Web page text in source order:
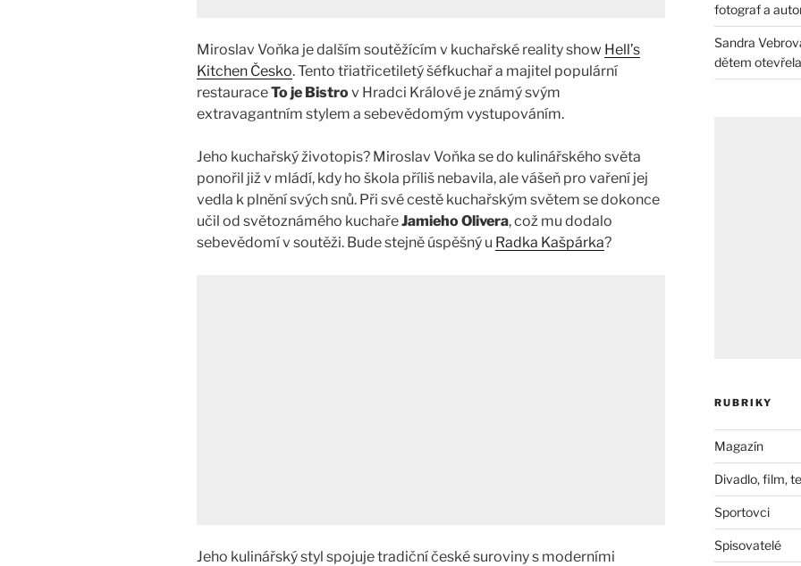
Miroslav Voňka je dalším soutěžícím v kuchařské reality show Hell’s
Kitchen Česko. Tento třiatřicetiletý šéfkuchař a majitel populární
restauraceTo je Bistrov Hradci Králové je známý svým
extravagantním stylem a sebevědomým vystupováním.
Jeho kuchařský životopis? Miroslav Voňka se do kulinářského světa
ponořil již v mládí, kdy ho škola příliš nebavila, ale vášeň pro vaření jej
vedla k plnění svých snů. Při své cestě kuchařským světem se dokonce
učil od světoznámého kuchařeJamieho Olivera, což mu dodalo
sebevědomí v soutěži. Bude stejně úspěšný u Radka Kašpárka?
Jeho kulinářský styl spojuje tradiční české suroviny s moderními
fotograf a
Sandra
dětem
RUBRIKY
Magazín
Divadlo, film,
Sportovci
Spisovatelé